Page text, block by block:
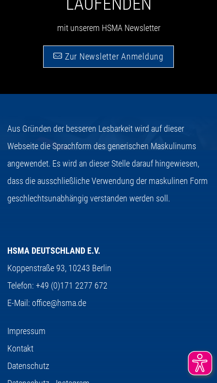
mit unserem HSMA Newsletter
Zur Newsletter Anmeldung
Aus Gründen der besseren Lesbarkeit wird auf dieser
Webseite die Sprachform des generischen Maskulinums
angewendet. Es wird an dieser Stelle darauf hingewiesen,
dass die ausschließliche Verwendung der maskulinen Form
geschlechtsunabhängig verstanden werden soll.
HSMA DEUTSCHLAND E.V.
Koppenstraße 93, 10243 Berlin
Telefon: +49 (0)171 2277 672
E-Mail: office@hsma.de
Impressum
Kontakt
Datenschutz